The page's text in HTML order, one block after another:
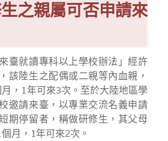
之親屬可否申請來
臺就讀專科以上學校辦法」經許
該陸生之配偶或二親等內血親，
，1年可來3次。至於大陸地區學
邀請來臺，以專業交流名義申請
期停留者，稱做研修生，其父母
月，1年可來2次。